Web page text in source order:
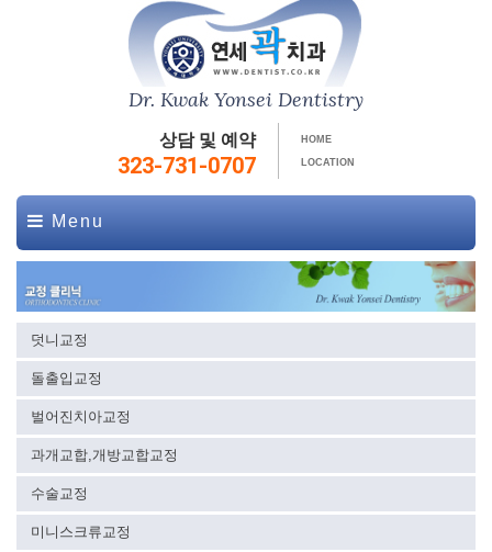
Dr. Kwak Yonsei Dentistry
상담 및 예약
323-731-0707
HOME
LOCATION
Menu
덧니교정
돌출입교정
벌어진치아교정
과개교합,개방교합교정
수술교정
미니스크류교정